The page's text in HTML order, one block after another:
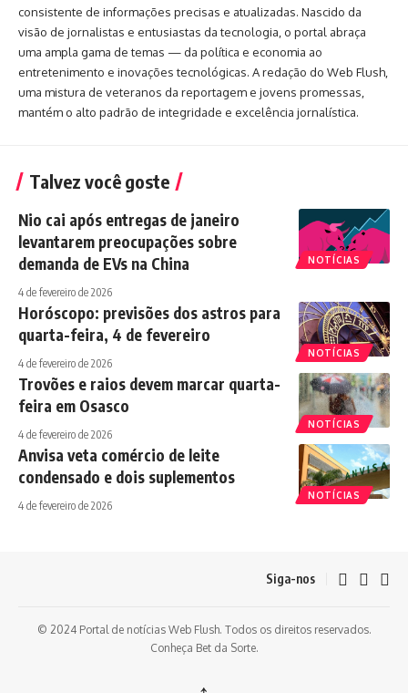
consistente de informações precisas e atualizadas. Nascido da
visão de jornalistas e entusiastas da tecnologia, o portal abraça
uma ampla gama de temas — da política e economia ao
entretenimento e inovações tecnológicas. A redação do Web Flush,
uma mistura de veteranos da reportagem e jovens promessas,
mantém o alto padrão de integridade e excelência jornalística.
Talvez você goste
NOTÍCIAS
Nio cai após entregas de janeiro
levantarem preocupações sobre
demanda de EVs na China
4 de fevereiro de 2026
NOTÍCIAS
Horóscopo: previsões dos astros para
quarta-feira, 4 de fevereiro
4 de fevereiro de 2026
NOTÍCIAS
Trovões e raios devem marcar quarta-
feira em Osasco
4 de fevereiro de 2026
NOTÍCIAS
Anvisa veta comércio de leite
condensado e dois suplementos
4 de fevereiro de 2026
Siga-nos
© 2024 Portal de notícias Web Flush. Todos os direitos reservados.
Conheça Bet da Sorte.